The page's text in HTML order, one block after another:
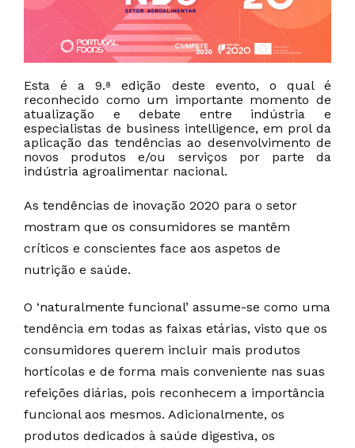
Esta é a 9.ª edição deste evento, o qual é
reconhecido como um importante momento de
atualização e debate entre indústria e
especialistas de business intelligence, em prol da
aplicação das tendências ao desenvolvimento de
novos produtos e/ou serviços por parte da
indústria agroalimentar nacional.
As tendências de inovação 2020 para o setor
mostram que os consumidores se mantêm
críticos e conscientes face aos aspetos de
nutrição e saúde.
O ‘naturalmente funcional’ assume-se como uma
tendência em todas as faixas etárias, visto que os
consumidores querem incluir mais produtos
hortícolas e de forma mais conveniente nas suas
refeições diárias, pois reconhecem a importância
funcional aos mesmos. Adicionalmente, os
produtos dedicados à saúde digestiva, os